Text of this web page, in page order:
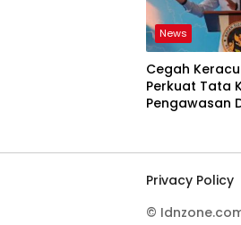
News
Cegah
Perkuat Tata
Pengawasan
Privacy Policy
©